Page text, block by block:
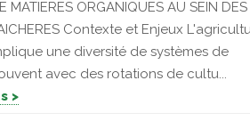
MATIERES ORGANIQUES AU SEIN DES
Contexte et Enjeux
une diversité de systèmes de
avec des rotations de cultu...
>